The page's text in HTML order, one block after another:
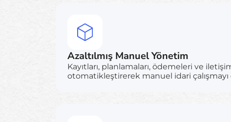
Azaltılmış Manuel Yönetim
Kayıtları, planlamaları, ödemeleri ve
otomatikleştirerek manuel idari çalışmayı